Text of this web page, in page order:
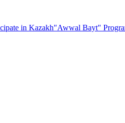
"Awwal Bayt"